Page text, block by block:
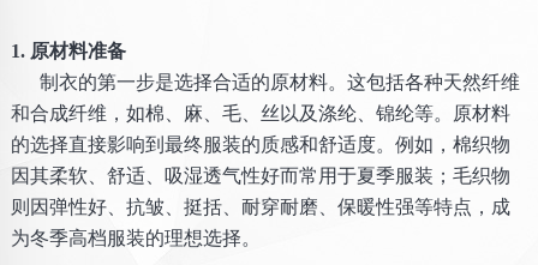
1. 原材料准备
制衣的第一步是选择合适的原材料。这包括各种天然纤维
和合成纤维，如棉、麻、毛、丝以及涤纶、锦纶等。原材料
的选择直接影响到最终服装的质感和舒适度。例如，棉织物
因其柔软、舒适、吸湿透气性好而常用于夏季服装；毛织物
则因弹性好、抗皱、挺括、耐穿耐磨、保暖性强等特点，成
为冬季高档服装的理想选择。